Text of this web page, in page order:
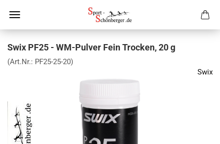
Swix PF25 - WM-Pulver Fein Trocken, 20 g
(Art.Nr.: PF25-25-20)
Swix